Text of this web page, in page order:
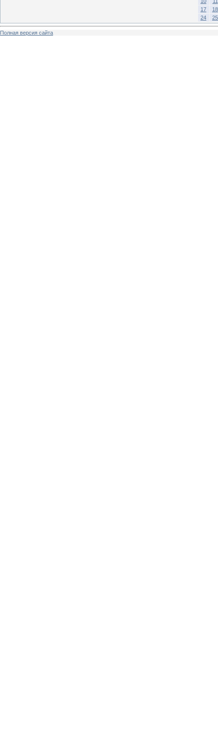
17
18
24
25
Полная версия сайта